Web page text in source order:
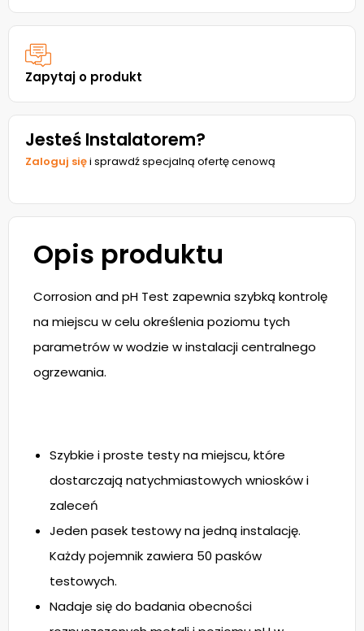
Zapytaj o produkt
Jesteś Instalatorem?
Zaloguj sięi sprawdź specjalną ofertę cenową
Opis produktu
Corrosion and pH Test zapewnia szybką kontrolę
na miejscu w celu określenia poziomu tych
parametrów w wodzie w instalacji centralnego
ogrzewania.
Szybkie i proste testy na miejscu, które
dostarczają natychmiastowych wniosków i
zaleceń
Jeden pasek testowy na jedną instalację.
Każdy pojemnik zawiera 50 pasków
testowych.
Nadaje się do badania obecności